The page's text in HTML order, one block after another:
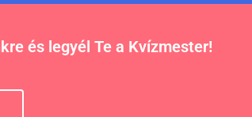
és legyél Te a Kvízmester!